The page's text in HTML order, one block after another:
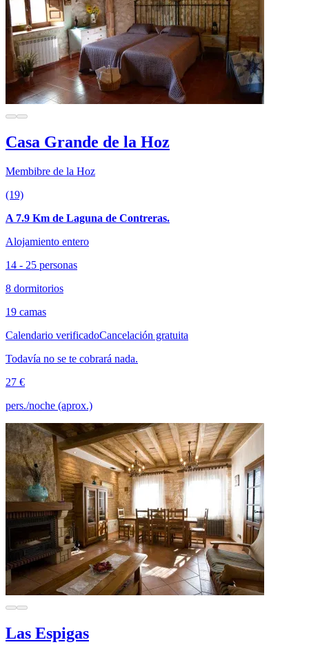
Casa Grande de la Hoz
Membibre de la Hoz
(19)
A 7.9 Km de Laguna de Contreras.
Alojamiento entero
14 - 25 personas
8 dormitorios
19 camas
Calendario verificadoCancelación gratuita
Todavía no se te cobrará nada.
27 €
pers./noche (aprox.)
Las Espigas